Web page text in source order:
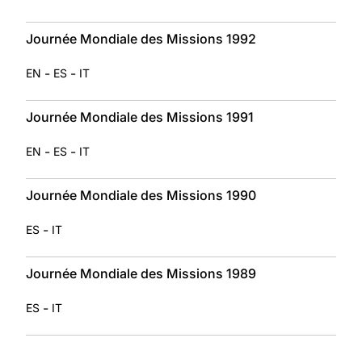
Journée Mondiale des Missions 1992
EN - ES - IT
Journée Mondiale des Missions 1991
EN - ES - IT
Journée Mondiale des Missions 1990
ES - IT
Journée Mondiale des Missions 1989
ES - IT